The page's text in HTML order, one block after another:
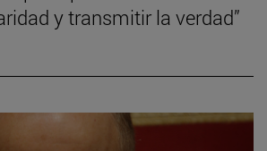
y transmitir la verdad”